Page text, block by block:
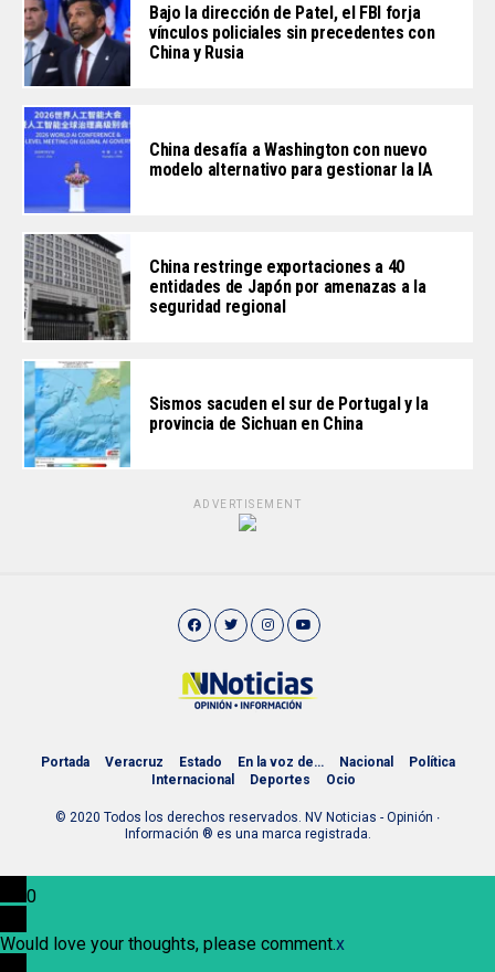
Bajo la dirección de Patel, el FBI forja
vínculos policiales sin precedentes con
China y Rusia
China desafía a Washington con nuevo
modelo alternativo para gestionar la IA
China restringe exportaciones a 40
entidades de Japón por amenazas a la
seguridad regional
Sismos sacuden el sur de Portugal y la
provincia de Sichuan en China
ADVERTISEMENT
Portada Veracruz Estado En la voz de… Nacional
Política
Internacional
Deportes Ocio
© 2020 Todos los derechos reservados. NV Noticias - Opinión ∙
Información ® es una marca registrada.
0
Would love your thoughts, please comment.x